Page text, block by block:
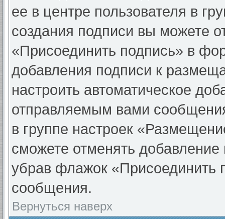
ее в центре пользователя в
создания подписи вы можете
«Присоединить подпись» в
добавления подписи к
настроить автоматическое
отправляемым вами
в группе настроек
сможете отменять
убрав флажок «Присоединить
сообщения.
Вернуться наверх